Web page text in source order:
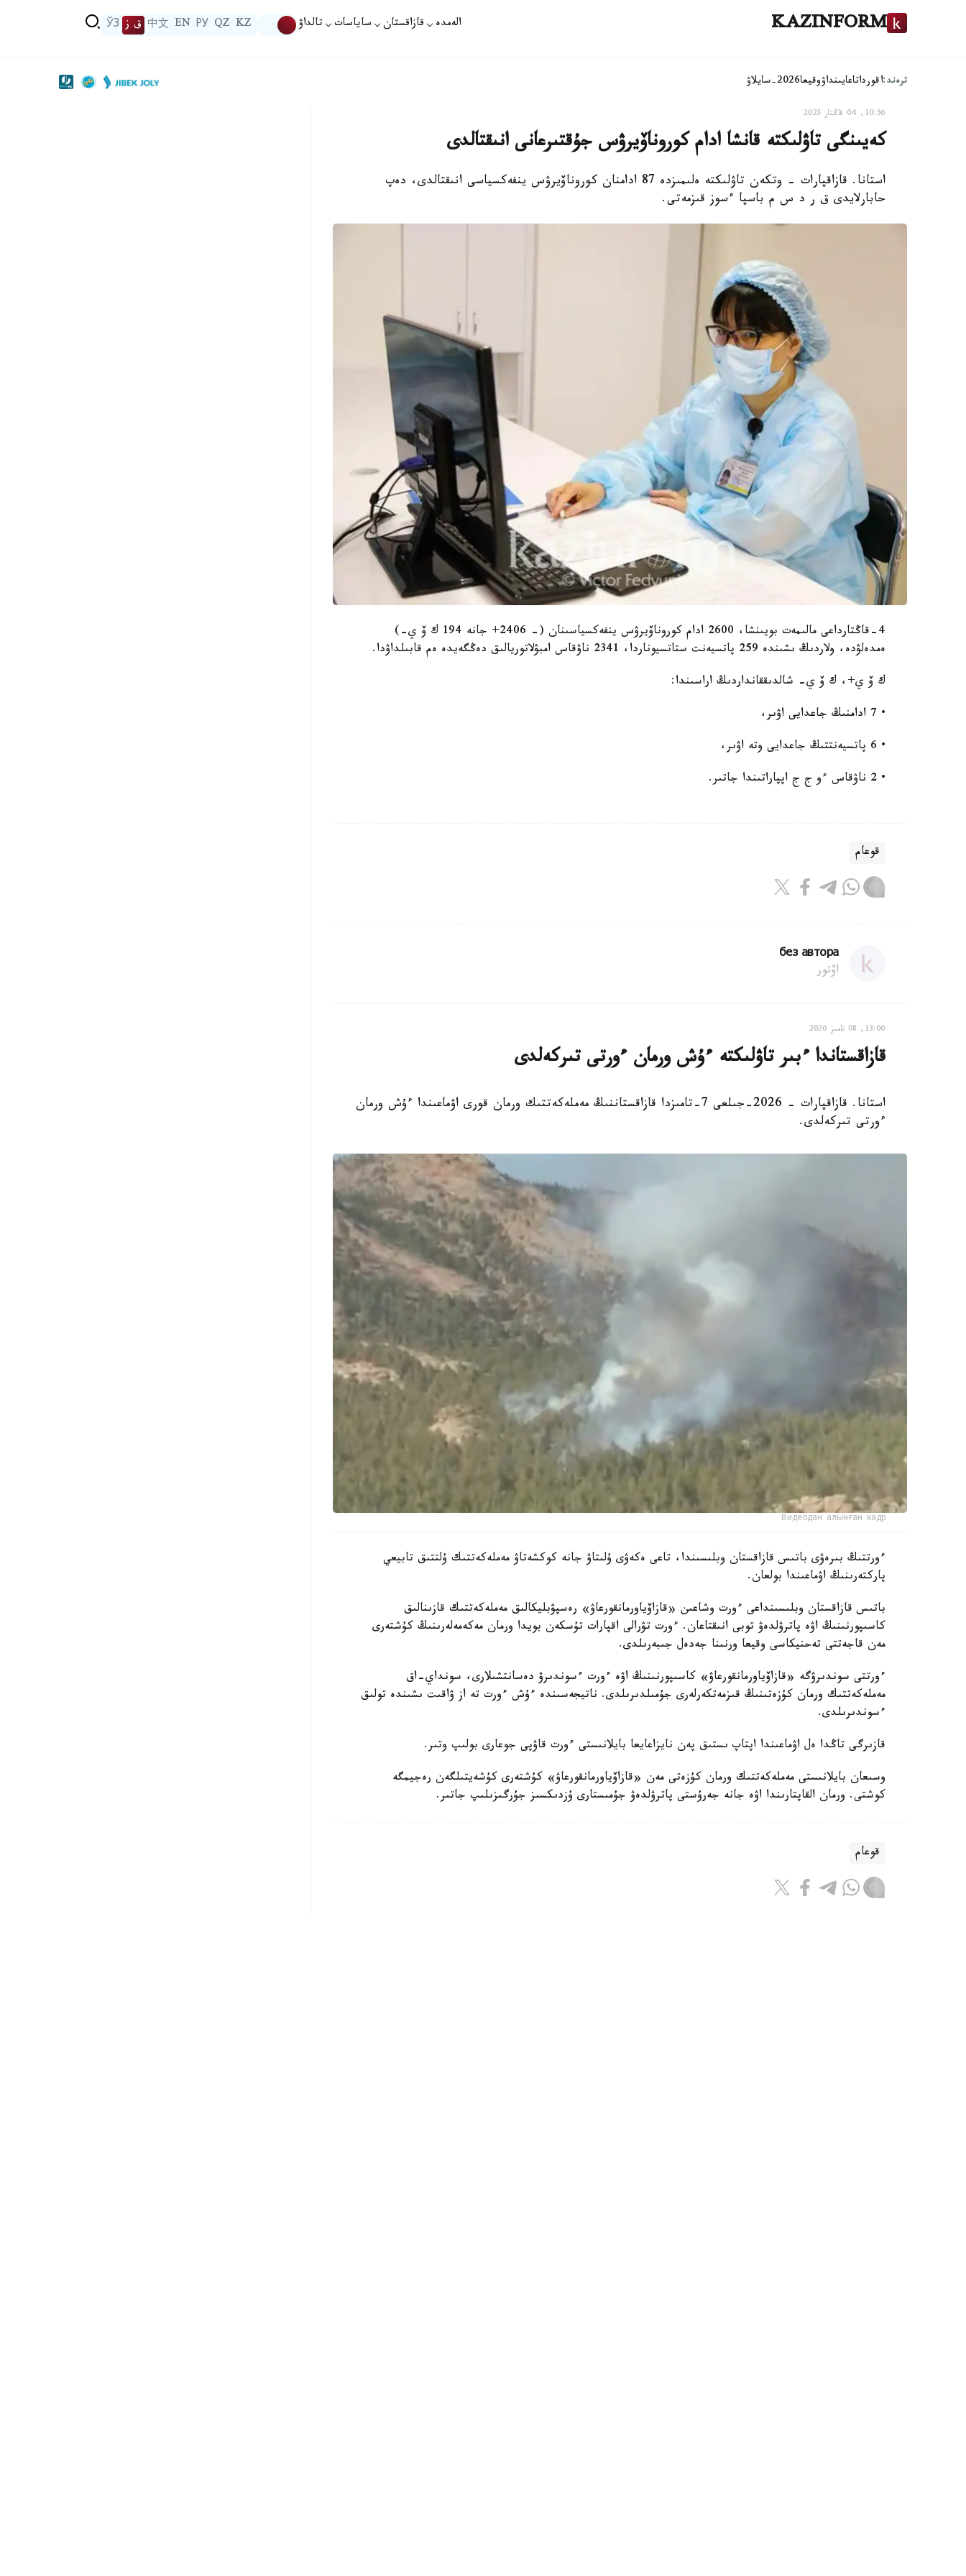
KAZINFORM الەمدە قازاقستان ساياسات تالداۋ KZ
QZ
РУ
EN
中文 ق ز ЎЗ
ترەند:اقورداتاعايىنداۋوقيعا2026-سايلاۋ
10:56, 04 قاڭتار 2023
كەيىنگى تاۋلىكتە قانشا ادام كوروناۆيرۋس جۇقتىرعانى انىقتالدى
استانا. قازاقپارات - وتكەن تاۋلىكتە ەلىمىزدە 87 ادامنان كوروناۆيرۋس ينفەكسياسى انىقتالدى، دەپ
حابارلايدى ق ر د س م باسپا ءسوز قىزمەتى.
4-قاڭتارداعى مالىمەت بويىنشا، 2600 ادام كوروناۆيرۋس ينفەكسياسىنان (- 2406+ جانە 194 ك ۆ ي-)
ەمدەلۋدە، ولاردىڭ ىشىندە 259 پاتسيەنت ستاتسيوناردا، 2341 ناۋقاس امبۋلاتوريالىق دەڭگەيدە ەم قابىلداۋدا.
ك ۆ ي+، ك ۆ ي- شالدىققانداردىڭ اراسىندا:
• 7 ادامنىڭ جاعدايى اۋىر،
• 6 پاتسيەنتتىڭ جاعدايى وتە اۋىر،
• 2 ناۋقاس ءو ج ج اپپاراتىندا جاتىر.
قوعام
без автора
اۆتور
13:06, 08 تامىز 2026
قازاقستاندا ءبىر تاۋلىكتە ءۇش ورمان ءورتى تىركەلدى
استانا. قازاقپارات - 2026-جىلعى 7-تامىزدا قازاقستاننىڭ مەملەكەتتىك ورمان قورى اۋماعىندا ءۇش ورمان
ءورتى تىركەلدى.
Видеодан алынған кадр
ءورتتىڭ بىرەۋى باتىس قازاقستان وبلىسىندا، تاعى ەكەۋى ۇلىتاۋ جانە كوكشەتاۋ مەملەكەتتىك ۇلتتىق تابيعي
پاركتەرىنىڭ اۋماعىندا بولعان.
باتىس قازاقستان وبلىسىنداعى ءورت وشاعىن «قازاۆياورمانقورعاۋ» رەسپۋبليكالىق مەملەكەتتىك قازىنالىق
كاسىپورنىنىڭ اۋە پاترۋلدەۋ توبى انىقتاعان. ءورت تۋرالى اقپارات تۇسكەن بويدا ورمان مەكەمەلەرىنىڭ كۇشتەرى
مەن قاجەتتى تەحنيكاسى وقيعا ورنىنا جەدەل جىبەرىلدى.
ءورتتى سوندىرۋگە «قازاۆياورمانقورعاۋ» كاسىپورنىنىڭ اۋە ءورت ءسوندىرۋ دەسانتشىلارى، سونداي-اق
مەملەكەتتىك ورمان كۇزەتىنىڭ قىزمەتكەرلەرى جۇمىلدىرىلدى. ناتيجەسىندە ءۇش ءورت تە از ۋاقىت ىشىندە تولىق
ءسوندىرىلدى.
قازىرگى تاڭدا ەل اۋماعىندا اپتاپ ىستىق پەن نايزاعايعا بايلانىستى ءورت قاۋپى جوعارى بولىپ وتىر.
وسىعان بايلانىستى مەملەكەتتىك ورمان كۇزەتى مەن «قازاۆياورمانقورعاۋ» كۇشتەرى كۇشەيتىلگەن رەجيمگە
كوشتى. ورمان القاپتارىندا اۋە جانە جەرۇستى پاترۋلدەۋ جۇمىستارى ۇزدىكسىز جۇرگىزىلىپ جاتىر.
قوعام